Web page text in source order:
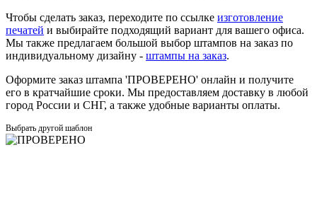
Чтобы сделать заказ, переходите по ссылке изготовление
печатей и выбирайте подходящий вариант для вашего офиса.
Мы также предлагаем большой выбор штампов на заказ по
индивидуальному дизайну - штампы на заказ.
Оформите заказ штампа 'ПРОВЕРЕНО' онлайн и получите
его в кратчайшие сроки. Мы предоставляем доставку в любой
город России и СНГ, а также удобные варианты оплаты.
Выбрать другой шаблон